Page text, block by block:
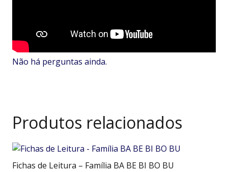
Não há perguntas ainda.
Produtos relacionados
Fichas de Leitura – Família BA BE BI BO BU